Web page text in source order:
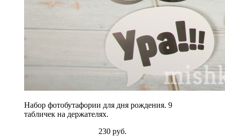
Набор фотобутафории для дня рождения. 9
табличек на держателях.
230 руб.